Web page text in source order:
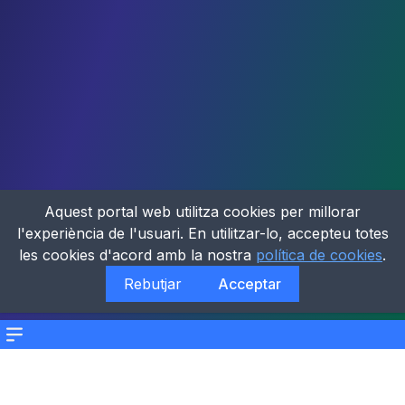
Menu
Aquest portal web utilitza cookies per millorar
l'experiència de l'usuari. En utilitzar-lo, accepteu totes
les cookies d'acord amb la nostra política de cookies.
Rebutjar
Acceptar